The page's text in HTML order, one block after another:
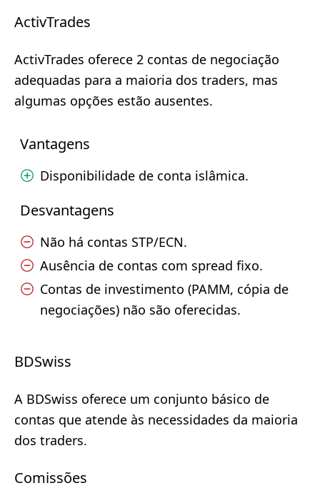
ActivTrades
ActivTrades oferece 2 contas de negociação
adequadas para a maioria dos traders, mas
algumas opções estão ausentes.
Vantagens
Disponibilidade de conta islâmica.
Desvantagens
Não há contas STP/ECN.
Ausência de contas com spread fixo.
Contas de investimento (PAMM, cópia de
negociações) não são oferecidas.
BDSwiss
A BDSwiss oferece um conjunto básico de
contas que atende às necessidades da maioria
dos traders.
Comissões